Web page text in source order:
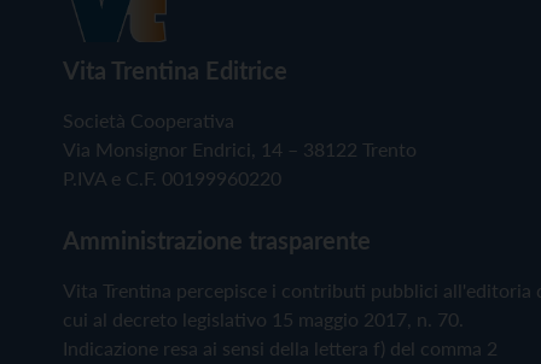
Vita Trentina Editrice
Società Cooperativa
Via Monsignor Endrici, 14 – 38122 Trento
P.IVA e C.F. 00199960220
Amministrazione trasparente
Vita Trentina percepisce i contributi pubblici all'editoria
cui al decreto legislativo 15 maggio 2017, n. 70.
Indicazione resa ai sensi della lettera f) del comma 2